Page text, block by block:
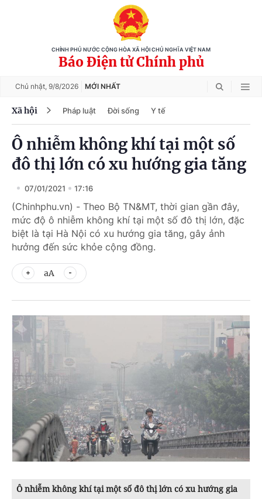
CHÍNH PHỦ NƯỚC CỘNG HÒA XÃ HỘI CHỦ NGHĨA VIỆT NAM
Báo Điện tử Chính phủ
Chủ nhật, 9/8/2026 MỚI NHẤT
Xã hội Pháp luật Đời sống Y tế
Ô nhiễm không khí tại một số
đô thị lớn có xu hướng gia tăng
07/01/2021 17:16
(Chinhphu.vn) - Theo Bộ TN&MT, thời gian gần đây,
mức độ ô nhiễm không khí tại một số đô thị lớn, đặc
biệt là tại Hà Nội có xu hướng gia tăng, gây ảnh
hưởng đến sức khỏe cộng đồng.
aA
Ô nhiễm không khí tại một số đô thị lớn có xu hướng gia